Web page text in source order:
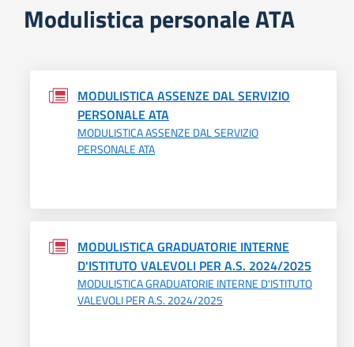
Modulistica personale ATA
MODULISTICA ASSENZE DAL SERVIZIO
PERSONALE ATA
MODULISTICA ASSENZE DAL SERVIZIO
PERSONALE ATA
MODULISTICA GRADUATORIE INTERNE
D'ISTITUTO VALEVOLI PER A.S. 2024/2025
MODULISTICA GRADUATORIE INTERNE D'ISTITUTO
VALEVOLI PER A.S. 2024/2025